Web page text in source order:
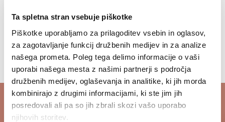
Ta spletna stran vsebuje piškotke
Piškotke uporabljamo za prilagoditev vsebin in oglasov,
za zagotavljanje funkcij družbenih medijev in za analize
našega prometa. Poleg tega delimo informacije o vaši
uporabi našega mesta z našimi partnerji s področja
družbenih medijev, oglaševanja in analitike, ki jih morda
kombinirajo z drugimi informacijami, ki ste jim jih
posredovali ali pa so jih zbrali skozi vašo uporabo
njihovih storitev.
nekoč in danes